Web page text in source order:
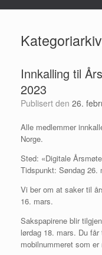
Innkalling til
2023
Publisert den 26.
Alle medlemmer
Norge.
Sted: «Digitale
Tidspunkt: Søndag 26.
Vi ber om at saker til
16. mars.
Sakspapirene blir
lørdag 18. mars. Du
mobilnummeret som